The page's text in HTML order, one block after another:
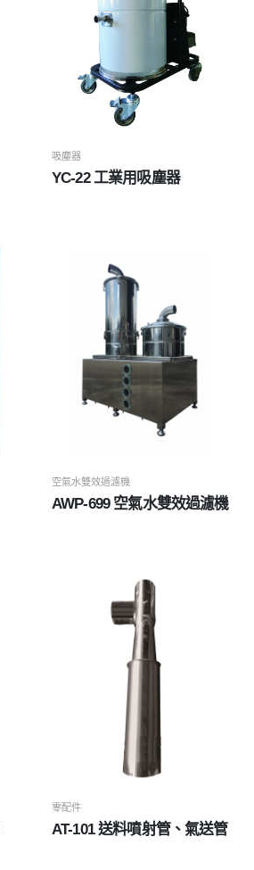
吸塵器
YC-22 工業用吸塵器
空氣水雙效過濾機
AWP-699 空氣水雙效過濾機
零配件
AT-101 送料噴射管、氣送管